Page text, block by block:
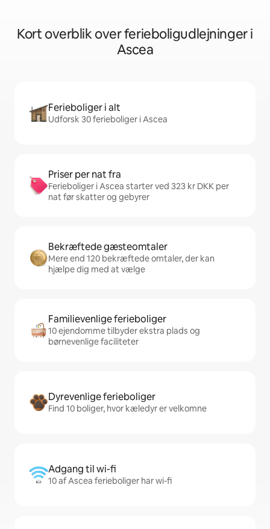
Kort overblik over ferieboligudlejninger i
Ascea
Ferieboliger i alt
Udforsk 30 ferieboliger i Ascea
Priser per nat fra
Ferieboliger i Ascea starter ved 323 kr DKK per
nat før skatter og gebyrer
Bekræftede gæsteomtaler
Mere end 120 bekræftede omtaler, der kan
hjælpe dig med at vælge
Familievenlige ferieboliger
10 ejendomme tilbyder ekstra plads og
børnevenlige faciliteter
Dyrevenlige ferieboliger
Find 10 boliger, hvor kæledyr er velkomne
Adgang til wi-fi
10 af Ascea ferieboliger har wi-fi